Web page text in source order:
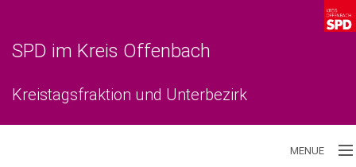
SPD im Kreis Offenbach
Kreistagsfraktion und Unterbezirk
MENUE